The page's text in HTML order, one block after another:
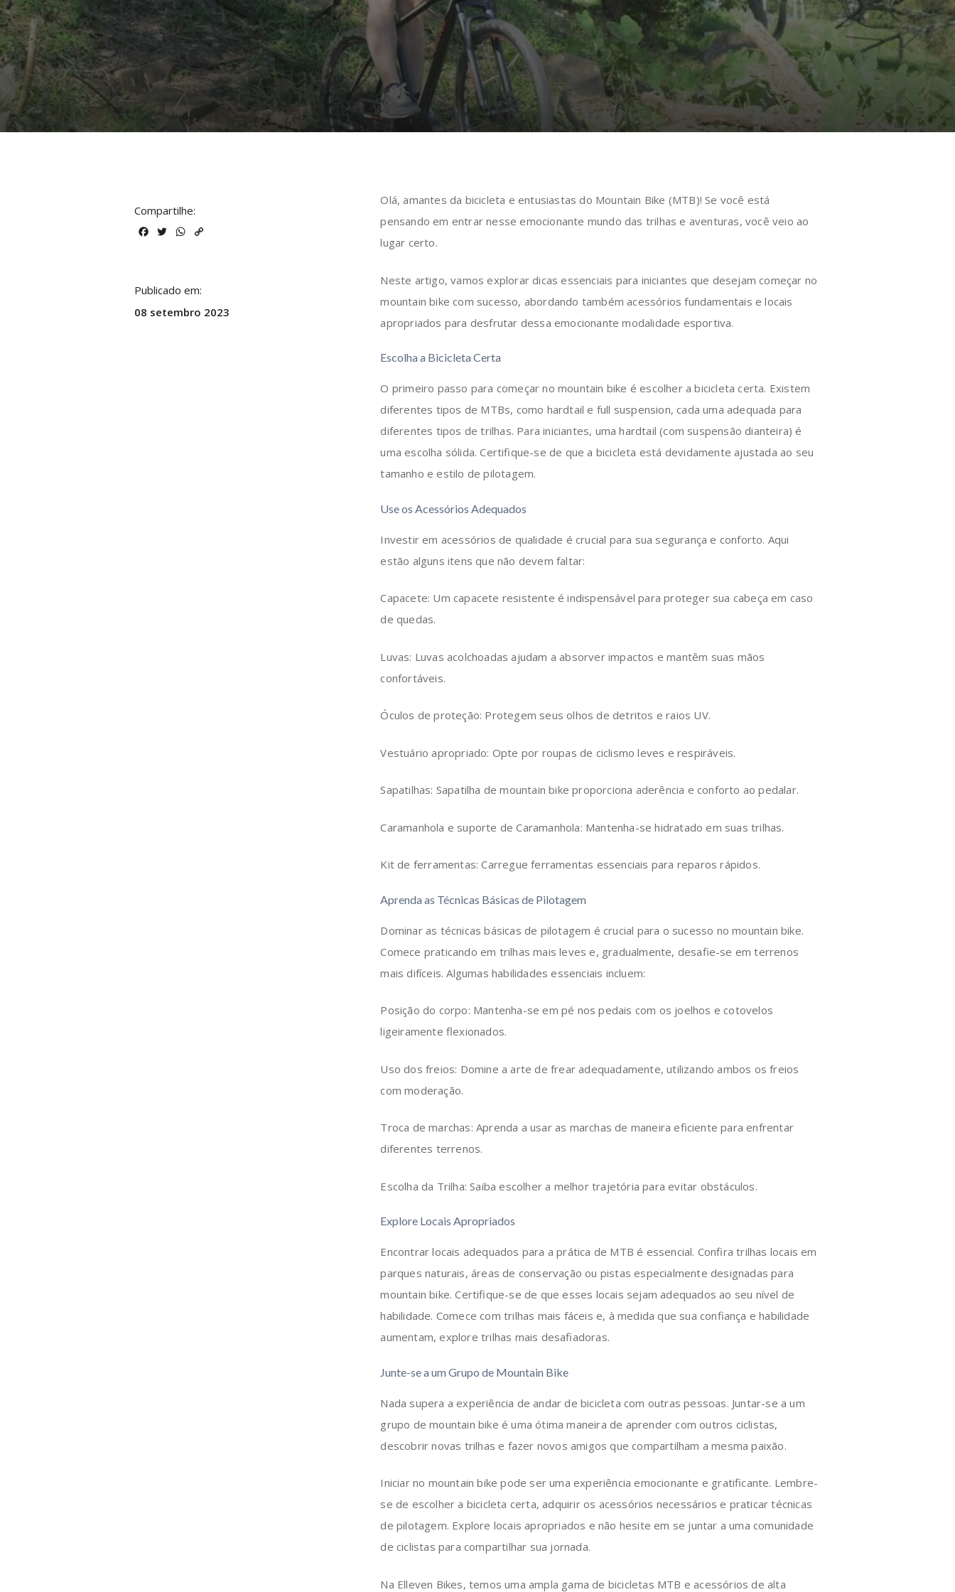
Compartilhe:
Facebook
TwitterWhatsApp
Publicado em:
08 setembro 2023
Olá, amantes da bicicleta e entusiastas do Mountain Bike (MTB)! Se você está
pensando em entrar nesse emocionante mundo das trilhas e aventuras, você veio ao
lugar certo.
Neste artigo, vamos explorar dicas essenciais para iniciantes que desejam começar no
mountain bike com sucesso, abordando também acessórios fundamentais e locais
apropriados para desfrutar dessa emocionante modalidade esportiva.
Escolha a Bicicleta Certa
O primeiro passo para começar no mountain bike é escolher a bicicleta certa. Existem
diferentes tipos de MTBs, como hardtail e full suspension, cada uma adequada para
diferentes tipos de trilhas. Para iniciantes, uma hardtail (com suspensão dianteira) é
uma escolha sólida. Certifique-se de que a bicicleta está devidamente ajustada ao seu
tamanho e estilo de pilotagem.
Use os Acessórios Adequados
Investir em acessórios de qualidade é crucial para sua segurança e conforto. Aqui
estão alguns itens que não devem faltar:
Capacete: Um capacete resistente é indispensável para proteger sua cabeça em caso
de quedas.
Luvas: Luvas acolchoadas ajudam a absorver impactos e mantêm suas mãos
confortáveis.
Óculos de proteção: Protegem seus olhos de detritos e raios UV.
Vestuário apropriado: Opte por roupas de ciclismo leves e respiráveis.
Sapatilhas: Sapatilha de mountain bike proporciona aderência e conforto ao pedalar.
Caramanhola e suporte de Caramanhola: Mantenha-se hidratado em suas trilhas.
Kit de ferramentas: Carregue ferramentas essenciais para reparos rápidos.
Aprenda as Técnicas Básicas de Pilotagem
Dominar as técnicas básicas de pilotagem é crucial para o sucesso no mountain bike.
Comece praticando em trilhas mais leves e, gradualmente, desafie-se em terrenos
mais difíceis. Algumas habilidades essenciais incluem:
Posição do corpo: Mantenha-se em pé nos pedais com os joelhos e cotovelos
ligeiramente flexionados.
Uso dos freios: Domine a arte de frear adequadamente, utilizando ambos os freios
com moderação.
Troca de marchas: Aprenda a usar as marchas de maneira eficiente para enfrentar
diferentes terrenos.
Escolha da Trilha: Saiba escolher a melhor trajetória para evitar obstáculos.
Explore Locais Apropriados
Encontrar locais adequados para a prática de MTB é essencial. Confira trilhas locais em
parques naturais, áreas de conservação ou pistas especialmente designadas para
mountain bike. Certifique-se de que esses locais sejam adequados ao seu nível de
habilidade. Comece com trilhas mais fáceis e, à medida que sua confiança e habilidade
aumentam, explore trilhas mais desafiadoras.
Junte-se a um Grupo de Mountain Bike
Nada supera a experiência de andar de bicicleta com outras pessoas. Juntar-se a um
grupo de mountain bike é uma ótima maneira de aprender com outros ciclistas,
descobrir novas trilhas e fazer novos amigos que compartilham a mesma paixão.
Iniciar no mountain bike pode ser uma experiência emocionante e gratificante. Lembre-
se de escolher a bicicleta certa, adquirir os acessórios necessários e praticar técnicas
de pilotagem. Explore locais apropriados e não hesite em se juntar a uma comunidade
de ciclistas para compartilhar sua jornada.
Na Elleven Bikes, temos uma ampla gama de bicicletas MTB e acessórios de alta